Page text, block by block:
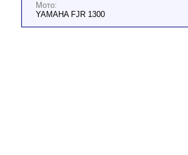
Мото:
YAMAHA FJR 1300